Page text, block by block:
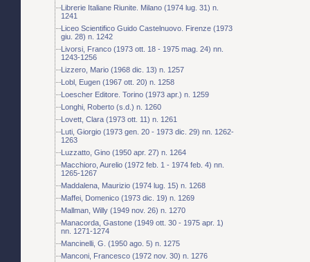
Librerie Italiane Riunite. Milano (1974 lug. 31) n.
1241
Liceo Scientifico Guido Castelnuovo. Firenze (1973
giu. 28) n. 1242
Livorsi, Franco (1973 ott. 18 - 1975 mag. 24) nn.
1243-1256
Lizzero, Mario (1968 dic. 13) n. 1257
Lobl, Eugen (1967 ott. 20) n. 1258
Loescher Editore. Torino (1973 apr.) n. 1259
Longhi, Roberto (s.d.) n. 1260
Lovett, Clara (1973 ott. 11) n. 1261
Luti, Giorgio (1973 gen. 20 - 1973 dic. 29) nn. 1262-
1263
Luzzatto, Gino (1950 apr. 27) n. 1264
Macchioro, Aurelio (1972 feb. 1 - 1974 feb. 4) nn.
1265-1267
Maddalena, Maurizio (1974 lug. 15) n. 1268
Maffei, Domenico (1973 dic. 19) n. 1269
Mallman, Willy (1949 nov. 26) n. 1270
Manacorda, Gastone (1949 ott. 30 - 1975 apr. 1)
nn. 1271-1274
Mancinelli, G. (1950 ago. 5) n. 1275
Manconi, Francesco (1972 nov. 30) n. 1276